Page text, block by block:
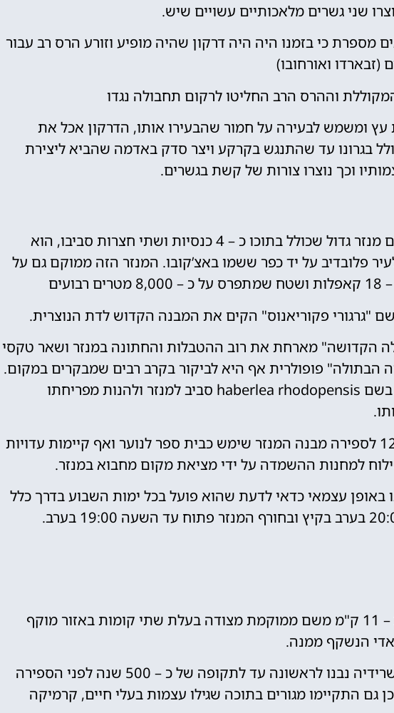
שני גשרים מלאכותיים עשויים שיש.
מספרת כי בזמנו היה היה דרקון שהיה מופיע וזורע הרס רב עבור
(זבארדו ואורחובו)
וההרס הרב החליטו לרקום תחבולה נגדו
עץ ומשמש לבעירה על חמור שהבעירו אותו, הדרקון אכל את
בגרונו עד שהתנגש בקרקע ויצר סדק באדמה שהביא ליצירת
וכך נוצרו צורות של קשת בגשרים.
(bachkovo monastery) הוא בעצם מנזר גדול שכולל בתוכו כ – 4 כנסיות ושתי חצרות סביבו, הוא
מדרום לעיר פלובדיב על יד כפר ששמו באצ’קובו. המנזר הזה ממוקם גם על
"גרגורי פקוריאנוס" הקים את המבנה הקדוש לדת הנוצרית.
הקדושה" מארחת את רוב ההטבלות והחתונה במנזר ושאר טקסי
הבתולה" פופולרית אף היא לביקור בקרב רבים שמבקרים במקום.
בעת עונת האביב ניתן לראות צמח בשם haberlea rhodopensis סביב למנזר ולהנות מפריחתו
בעבר הרחוק, בסביבות המאה ה – 12 לספירה מבנה המנזר שימש כבית ספר לנוער ואף קיימות עדויות
למחנות ההשמדה על ידי מציאת מקום מחבוא במנזר.
עצמאי כדאי לדעת שהוא פועל בכל ימות השבוע בדרך כלל
על יד מנזר באצ'קובו ובמרחק של כ – 11 ק"מ משם ממוקמת מצודה בעלת שתי קומות באזור מוקף
הנשקף ממנה.
מוערך כי המצודה כל כך עתיקה ששרידיה נבנו לראשונה עד לתקופה של כ – 500 שנה לפני הספירה
גם התקיימו מגורים בתוכה שגילו עצמות בעלי חיים, קרמיקה